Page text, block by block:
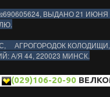
ВЫДАНО 21
АГРОГОРОДОК КОЛОДИЩИ,
А/Я 44, 220023 МИНСК.
(029)106-20-90